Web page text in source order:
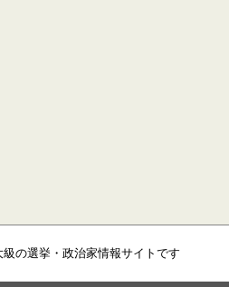
の選挙・政治家情報サイトです